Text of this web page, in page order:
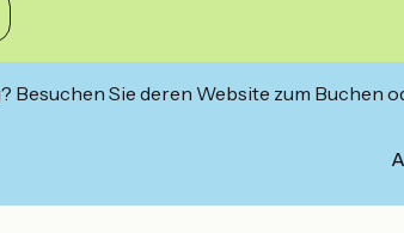
Besuchen Sie deren Website zum Buchen